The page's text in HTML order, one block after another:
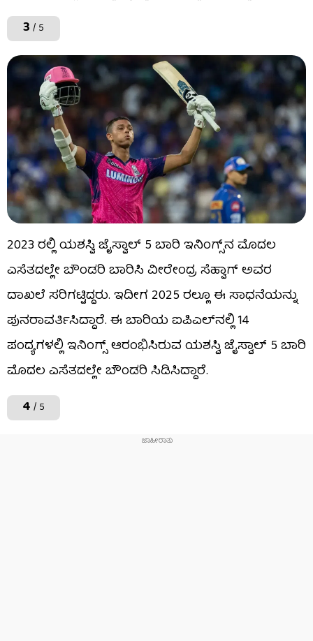
3 / 5
2023 ರಲ್ಲಿ ಯಶಸ್ವಿ ಜೈಸ್ವಾಲ್ 5 ಬಾರಿ ಇನಿಂಗ್ಸ್​ನ ಮೊದಲ
ಎಸೆತದಲ್ಲೇ ಬೌಂಡರಿ ಬಾರಿಸಿ ವೀರೇಂದ್ರ ಸೆಹ್ವಾಗ್ ಅವರ
ದಾಖಲೆ ಸರಿಗಟ್ಟಿದ್ದರು. ಇದೀಗ 2025 ರಲ್ಲೂ ಈ ಸಾಧನೆಯನ್ನು
ಪುನರಾವರ್ತಿಸಿದ್ದಾರೆ. ಈ ಬಾರಿಯ ಐಪಿಎಲ್​ನಲ್ಲಿ 14
ಪಂದ್ಯಗಳಲ್ಲಿ ಇನಿಂಗ್ಸ್ ಆರಂಭಿಸಿರುವ ಯಶಸ್ವಿ ಜೈಸ್ವಾಲ್ 5 ಬಾರಿ
ಮೊದಲ ಎಸೆತದಲ್ಲೇ ಬೌಂಡರಿ ಸಿಡಿಸಿದ್ದಾರೆ.
4 / 5